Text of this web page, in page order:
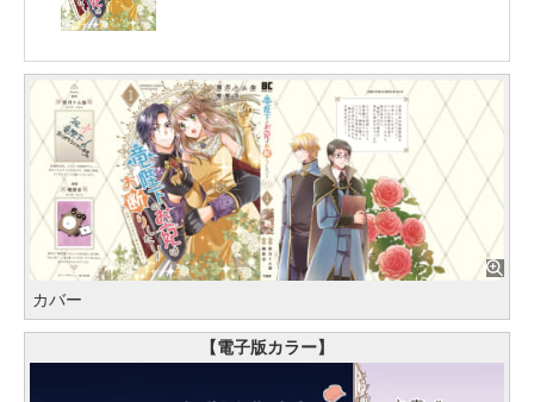
カバー
【電子版カラー】